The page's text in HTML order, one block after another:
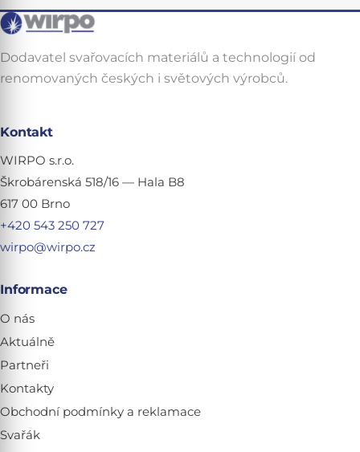
Dodavatel svařovacích materiálů a technologií od
renomovaných českých i světových výrobců.
Kontakt
WIRPO s.r.o.
Škrobárenská 518/16 — Hala B8
617 00 Brno
+420 543 250 727
wirpo@wirpo.cz
Informace
O nás
Aktuálně
Partneři
Kontakty
Obchodní podmínky a reklamace
Svařák